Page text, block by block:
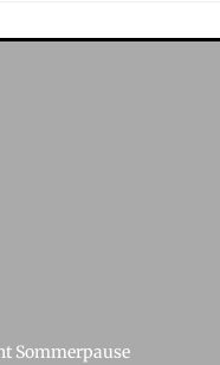
Sommerpause